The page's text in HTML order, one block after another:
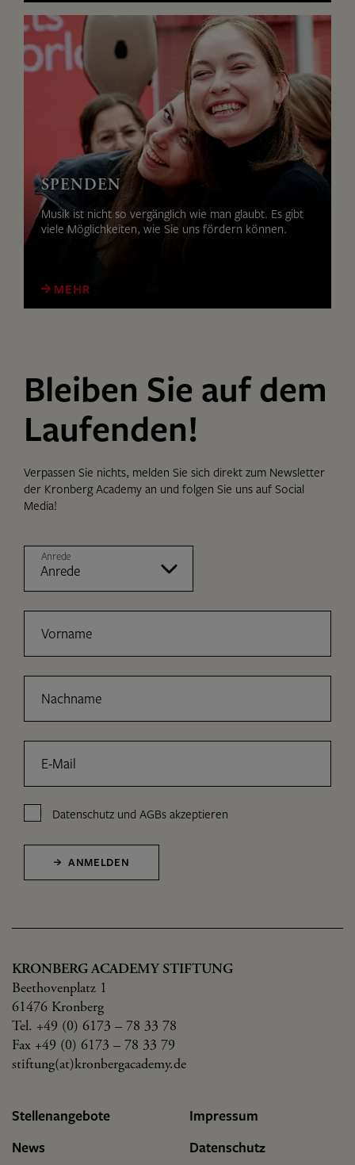
SPENDEN
Musik ist nicht so vergänglich wie man glaubt. Es gibt
viele Möglichkeiten, wie Sie uns fördern können.
MEHR
Bleiben Sie auf dem
Laufenden!
Verpassen Sie nichts, melden Sie sich direkt zum Newsletter
der Kronberg Academy an und folgen Sie uns auf Social
Media!
Anrede
Vorname
Nachname
E-Mail
Datenschutz undAGBs akzeptieren
ANMELDEN
KRONBERG ACADEMY STIFTUNG
Beethovenplatz 1
61476 Kronberg
Tel. +49 (0) 6173 – 78 33 78
Fax +49 (0) 6173 – 78 33 79
stiftung(at)kronbergacademy.de
Stellenangebote
News
Impressum
Datenschutz